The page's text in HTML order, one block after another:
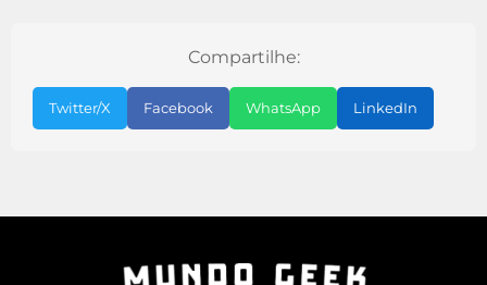
Compartilhe:
Twitter/X Facebook WhatsApp LinkedIn